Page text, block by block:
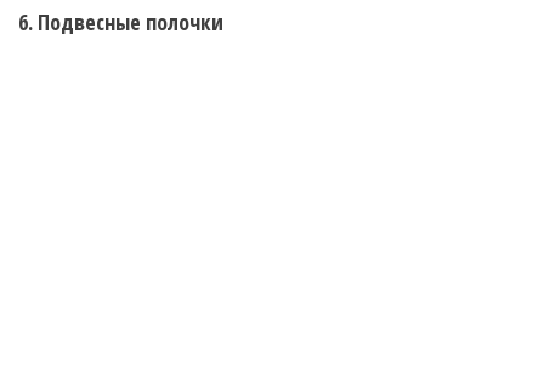
6. Подвесные полочки